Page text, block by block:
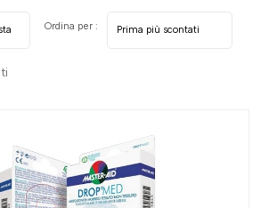
Ordina per :